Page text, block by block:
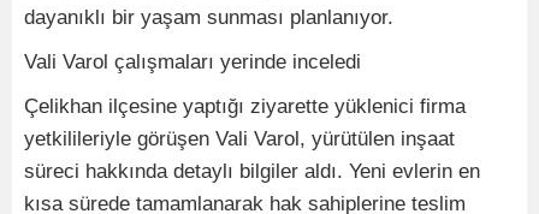
dayanıklı bir yaşam sunması planlanıyor.
Vali Varol çalışmaları yerinde inceledi
Çelikhan ilçesine yaptığı ziyarette yüklenici firma
yetkilileriyle görüşen Vali Varol, yürütülen inşaat
süreci hakkında detaylı bilgiler aldı. Yeni evlerin en
kısa sürede tamamlanarak hak sahiplerine teslim